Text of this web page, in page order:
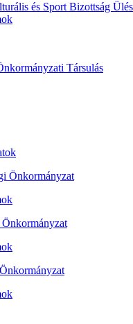
és Sport Bizottság
Társulás
Önkormányzat